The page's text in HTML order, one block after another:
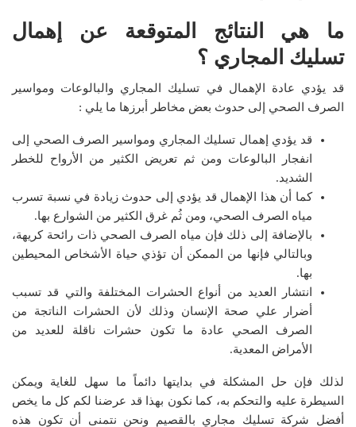
ما هي النتائج المتوقعة عن إهمال
تسليك المجاري ؟
قد يؤدي عادة الإهمال في تسليك المجاري والبالوعات ومواسير
الصرف الصحي إلى حدوث بعض مخاطر أبرزها ما يلي :
قد يؤدي إهمال تسليك المجاري ومواسير الصرف الصحي إلى
انفجار البالوعات ومن ثم تعريض الكثير من الأرواح للخطر
الشديد.
كما أن هذا الإهمال قد يؤدي إلى حدوث زيادة في نسبة تسرب
مياه الصرف الصحي، ومن ثُم غرق الكثير من الشوارع بها.
بالإضافة إلى ذلك فإن مياه الصرف الصحي ذات رائحة كريهة،
وبالتالي فإنها من الممكن أن تؤذي حياة الأشخاص المحيطين
بها.
انتشار العديد من أنواع الحشرات المختلفة والتي قد تسبب
أضرار علي صحة الإنسان وذلك لأن الحشرات الناتجة من
الصرف الصحي عادة ما تكون حشرات ناقلة للعديد من
الأمراض المعدية.
لذلك فإن حل المشكلة في بدايتها دائماً ما سهل للغاية ويمكن
السيطرة عليه والتحكم به، كما نكون بهذا قد عرضنا لكم كل ما يخص
أفضل شركة تسليك مجاري بالقصيم ونحن نتمنى أن تكون هذه